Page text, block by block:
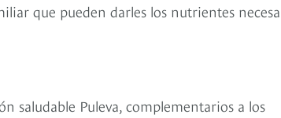
que pueden darles los nutrientes
saludable Puleva, complementarios a los